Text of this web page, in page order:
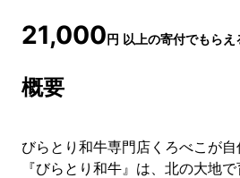
21,000円 以上の寄付でもらえ
概要
びらとり和牛専門店くろべこが
『びらとり和牛』は、北の大地